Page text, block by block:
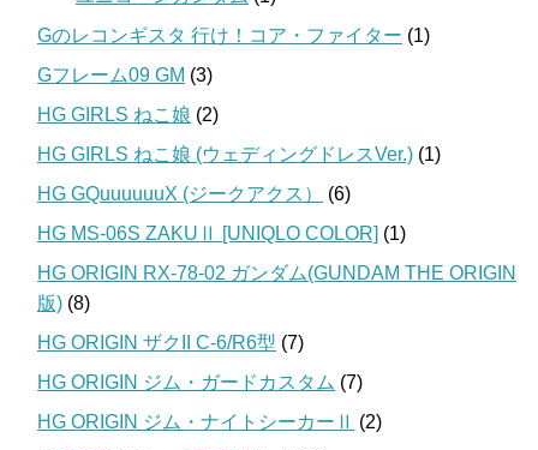
Gのレコンギスタ 行け！コア・ファイター (1)
Gフレーム09 GM (3)
HG GIRLS ねこ娘 (2)
HG GIRLS ねこ娘 (ウェディングドレスVer.) (1)
HG GQuuuuuuX (ジークアクス）
(6)
HG MS-06S ZAKUⅡ [UNIQLO COLOR] (1)
HG ORIGIN RX-78-02 ガンダム(GUNDAM THE ORIGIN
版) (8)
HG ORIGIN ザクII C-6/R6型 (7)
HG ORIGIN ジム・ガードカスタム (7)
HG ORIGIN ジム・ナイトシーカーⅡ (2)